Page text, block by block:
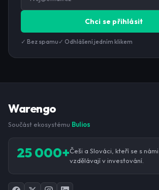
Chci se přihlásit
✓ Bez spamu ✓ Odhlášení jedním klikem
Warengo
Součást ekosystému Bulios
25 000+Češi a Slováci, kteří se s
vzdělávají v investování.